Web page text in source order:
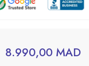
8.990,00 MAD